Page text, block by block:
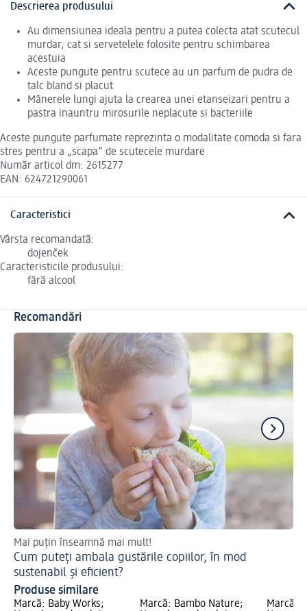
Descrierea produsului
Au dimensiunea ideala pentru a putea colecta atat scutecul
murdar, cat si servetelele folosite pentru schimbarea
acestuia
Aceste pungute pentru scutece au un parfum de pudra de
talc bland si placut
Mânerele lungi ajuta la crearea unei etanseizari pentru a
pastra inauntru mirosurile neplacute si bacteriile
Aceste pungute parfumate reprezinta o modalitate comoda si fara
stres pentru a „scapa” de scutecele murdare
Număr articol dm: 2615277
EAN: 624721290061
Caracteristici
Vârsta recomandată:
dojenček
Caracteristicile produsului:
fără alcool
Recomandări
Mai puțin înseamnă mai mult!
Cum puteți ambala gustările copiilor, în mod
sustenabil și eficient?
Produse similare
Marcă: Baby Works;
Marcă: Bambo Nature;
Marcă: